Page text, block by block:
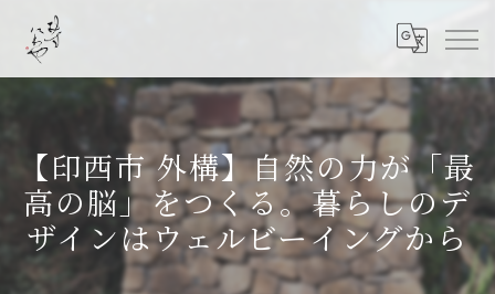
【印西市 外構】自然の力が「最
高の脳」をつくる。暮らしのデ
ザインはウェルビーイングから